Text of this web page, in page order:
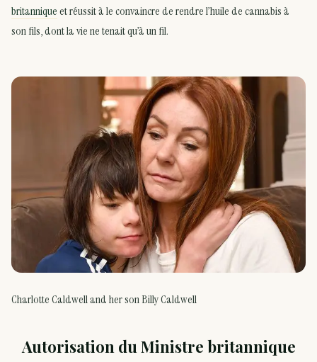
britanniqueet réussit à le convaincre de rendre l’huile de cannabis à
son fils, dont la vie ne tenait qu’à un fil.
Charlotte Caldwell and her son Billy Caldwell
Autorisation du Ministre britannique